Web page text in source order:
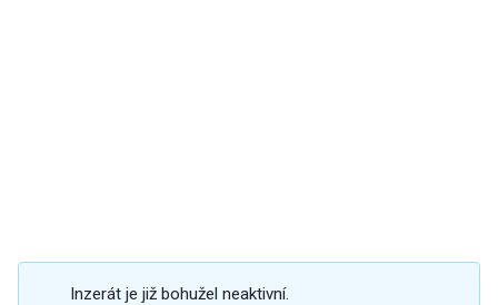
Inzerát je již bohužel neaktivní.